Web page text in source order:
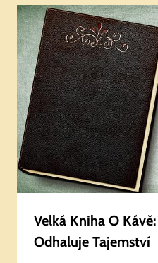
Velká Kniha O
Odhaluje Tajemství